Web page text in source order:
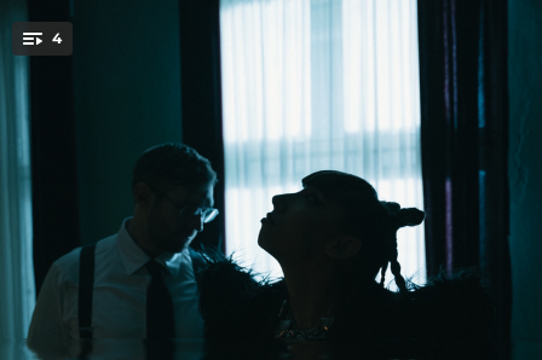
You're all set!
4
Eingefroren (feat. Crystal F)
--
Lena
--
--
Bis es echt ist
--